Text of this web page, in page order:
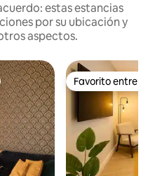
estas estancias
por su ubicación y
aspectos.
huéspedes Favorito entre
Favorito entre